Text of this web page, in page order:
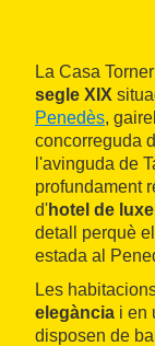
La Casa
segle XIX
Penedès,
concorreguda
l'avinguda de
profundament
d'hotel de luxe
detall perquè
estada al
Les
elegància i en
disposen de